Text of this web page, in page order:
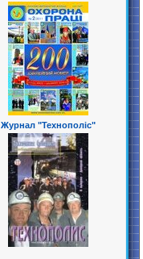
Журнал "Технополіс"